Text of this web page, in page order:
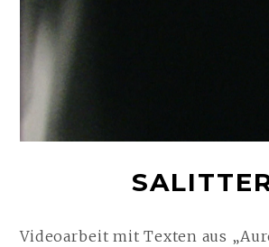
Videoarbeit mit Texten aus